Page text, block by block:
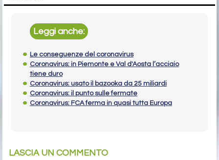
Leggi anche:
Le conseguenze del coronavirus
Coronavirus: in Piemonte e Val d'Aosta l’acciaio
tiene duro
Coronavirus: usato il bazooka da 25 miliardi
Coronavirus: il punto sulle fermate
Coronavirus: FCA ferma in quasi tutta Europa
LASCIA UN COMMENTO